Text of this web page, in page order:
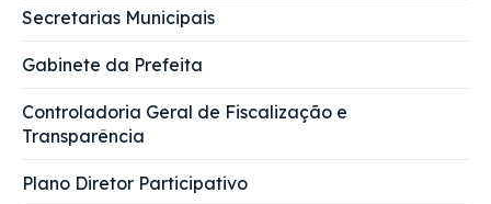
Secretarias Municipais
Gabinete da Prefeita
Controladoria Geral de Fiscalização e
Transparência
Plano Diretor Participativo